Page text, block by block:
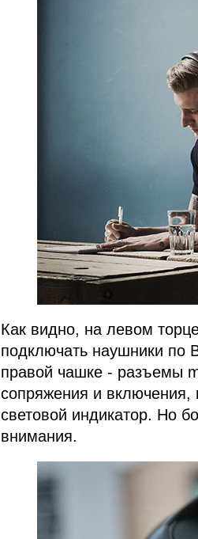
Как видно, на левом
подключать наушники по
правой чашке - разъемы
сопряжения и включения,
световой индикатор. Но
внимания.